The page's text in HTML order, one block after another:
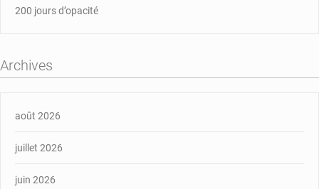
200 jours d’opacité
Archives
août 2026
juillet 2026
juin 2026